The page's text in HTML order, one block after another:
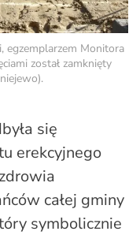
egzemplarzem Monitora
został zamknięty
się
erekcyjnego
całej gminy
symbolicznie